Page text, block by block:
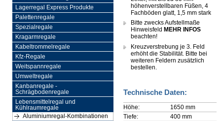
Lagerregal Express Produkte
Palettenregale
Spezialregale
Kragarmregale
Kabeltrommelregale
Kfz-Regale
Weitspannregale
Umweltregale
Kanbanregale -
Schrägbodenregale
Lebensmittelregal und
Kühlraumregale
Aluminiumregal-Kombinationen
höhenverstellbaren Füßen, 4
Fachböden glatt, 1,5 mm stark
Bitte zwecks Aufstellmaße
Hinweisfeld MEHR INFOS
beachten!
Kreuzverstrebung je 3. Feld
erhöht die Stabilität. Bitte bei
weiteren Feldern zusätzlich
bestellen.
Technische Daten:
Höhe:
1650 mm
Tiefe:
400 mm